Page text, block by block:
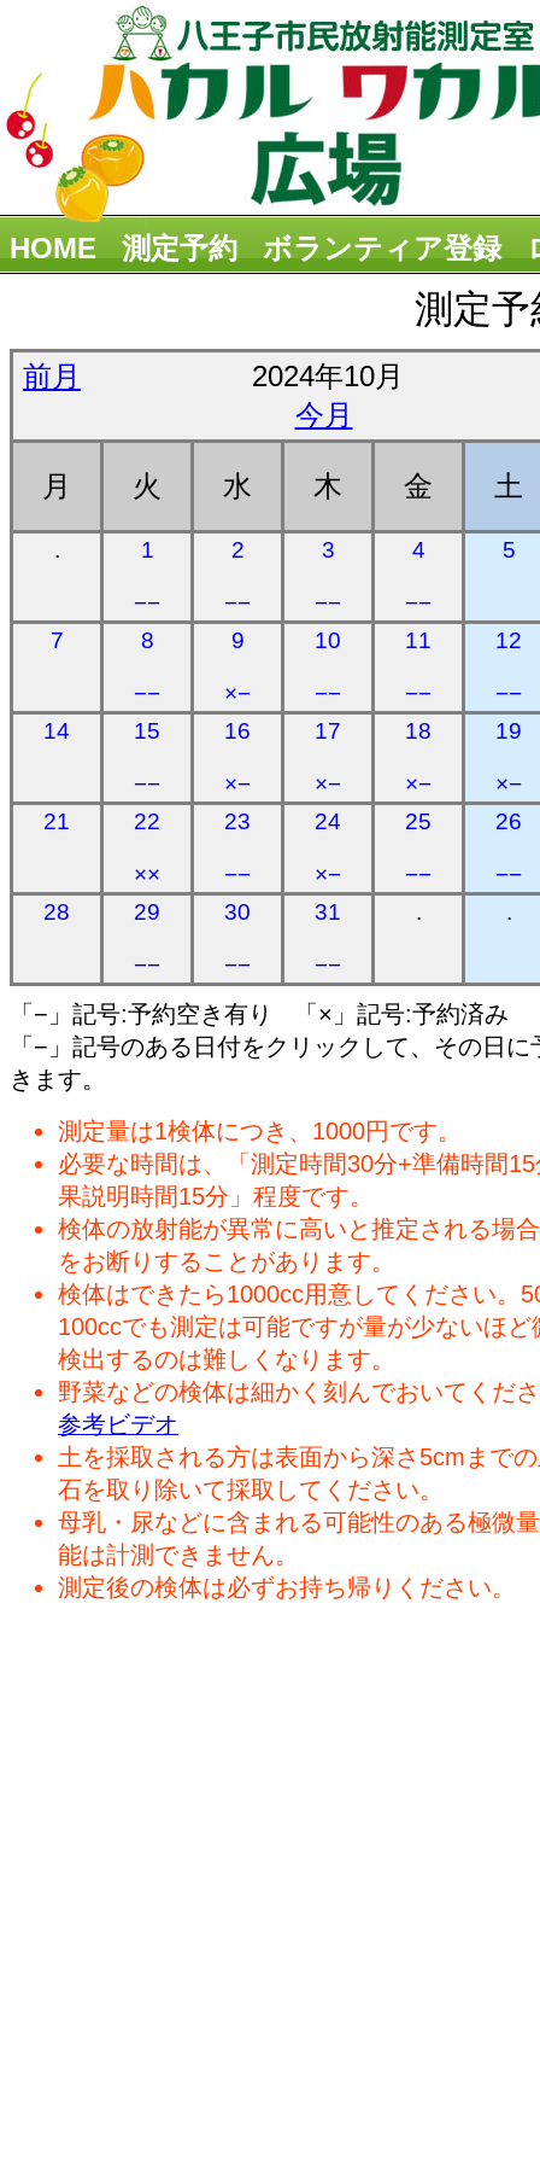
HOME 測定予約 ボランティア登録
測定
前月
2024年10月
今月
月 火 水 木 金 土
. 1
−−
2
−−
3
−−
4
−−
5
7 8
−−
9
×−
10
−−
11
−−
12
−−
14
15
−−
16
×−
17
×−
18
×−
19
×−
21
22
××
23
−−
24
×−
25
−−
26
−−
28
29
−−
30
−−
31
−−
. .
「−」記号:予約空き有り 「×」記号:予約済み
「−」記号のある日付をクリックして、その日に
きます。
測定量は1検体につき、1000円です。
必要な時間は、「測定時間30分+準備時間
果説明時間15分」程度です。
検体の放射能が異常に高いと推定される場
をお断りすることがあります。
検体はできたら1000cc用意してください。
100ccでも測定は可能ですが量が少ないほど
検出するのは難しくなります。
野菜などの検体は細かく刻んでおいてくだ
参考ビデオ
土を採取される方は表面から深さ5cmまで
石を取り除いて採取してください。
母乳・尿などに含まれる可能性のある極微
能は計測できません。
測定後の検体は必ずお持ち帰りください。